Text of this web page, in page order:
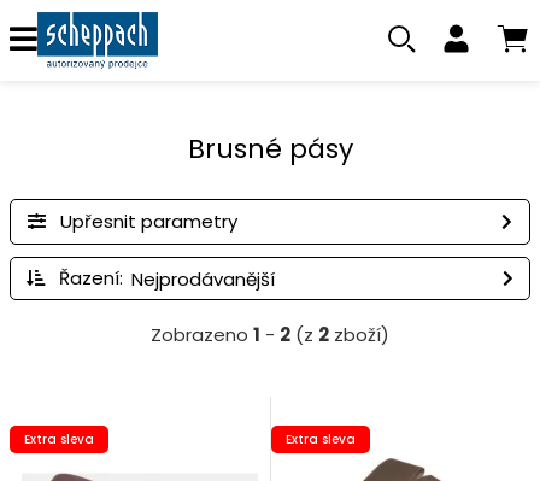
Brusné pásy
Upřesnit parametry
Řazení:
Zobrazeno 1 - 2 (z 2 zboží)
Extra sleva Extra sleva